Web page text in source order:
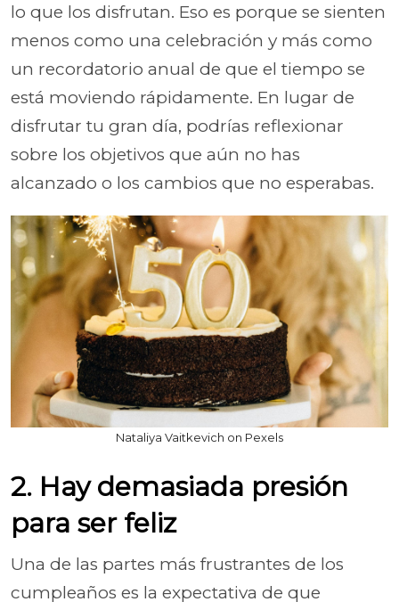
lo que los disfrutan. Eso es porque se sienten
menos como una celebración y más como
un recordatorio anual de que el tiempo se
está moviendo rápidamente. En lugar de
disfrutar tu gran día, podrías reflexionar
sobre los objetivos que aún no has
alcanzado o los cambios que no esperabas.
Nataliya Vaitkevich on Pexels
2. Hay demasiada presión
para ser feliz
Una de las partes más frustrantes de los
cumpleaños es la expectativa de que